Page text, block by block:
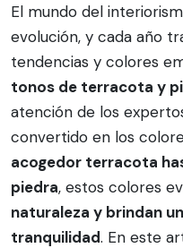
El mundo del
evolución, y cada año
tendencias y colores
tonos de terracota y
atención de los
convertido en los
acogedor terracota
piedra, estos colores
naturaleza y brindan
tranquilidad. En este